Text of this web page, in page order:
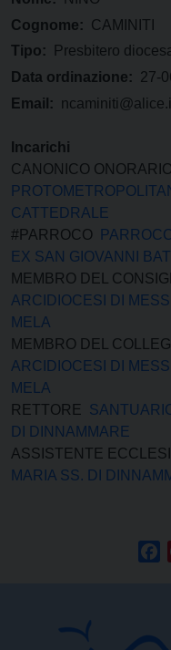
Cognome: CAMINITI
Tipo:
Presbitero
Data ordinazione: 27-
Email:
Incarichi
CANONICO ONORARIO
CATTEDRALE
#PARROCO
EX SAN GIOVANNI
MEMBRO DEL
ARCIDIOCESI DI
MELA
MEMBRO DEL
ARCIDIOCESI DI
MELA
RETTORE
DI DINNAMMARE
ASSISTENTE
MARIA SS. DI